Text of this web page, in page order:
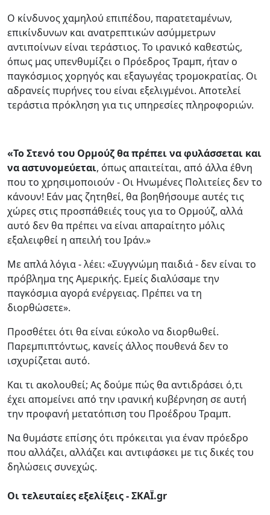
Ο κίνδυνος χαμηλού επιπέδου, παρατεταμένων,
επικίνδυνων και ανατρεπτικών ασύμμετρων
αντιποίνων είναι τεράστιος. Το ιρανικό καθεστώς,
όπως μας υπενθυμίζει ο Πρόεδρος Τραμπ, ήταν ο
παγκόσμιος χορηγός και εξαγωγέας τρομοκρατίας. Οι
αδρανείς πυρήνες του είναι εξελιγμένοι. Αποτελεί
τεράστια πρόκληση για τις υπηρεσίες πληροφοριών.
«Το Στενό του Ορμούζ θα πρέπει να φυλάσσεται και
να αστυνομεύεται, όπως απαιτείται, από άλλα έθνη
που το χρησιμοποιούν - Οι Ηνωμένες Πολιτείες δεν το
κάνουν! Εάν μας ζητηθεί, θα βοηθήσουμε αυτές τις
χώρες στις προσπάθειές τους για το Ορμούζ, αλλά
αυτό δεν θα πρέπει να είναι απαραίτητο μόλις
εξαλειφθεί η απειλή του Ιράν.»
Με απλά λόγια - λέει: «Συγγνώμη παιδιά - δεν είναι το
πρόβλημα της Αμερικής. Εμείς διαλύσαμε την
παγκόσμια αγορά ενέργειας. Πρέπει να τη
διορθώσετε».
Προσθέτει ότι θα είναι εύκολο να διορθωθεί.
Παρεμπιπτόντως, κανείς άλλος πουθενά δεν το
ισχυρίζεται αυτό.
Και τι ακολουθεί; Ας δούμε πώς θα αντιδράσει ό,τι
έχει απομείνει από την ιρανική κυβέρνηση σε αυτή
την προφανή μετατόπιση του Προέδρου Τραμπ.
Να θυμάστε επίσης ότι πρόκειται για έναν πρόεδρο
που αλλάζει, αλλάζει και αντιφάσκει με τις δικές του
δηλώσεις συνεχώς.
Oι τελευταίες εξελίξεις - ΣΚΑΪ.gr